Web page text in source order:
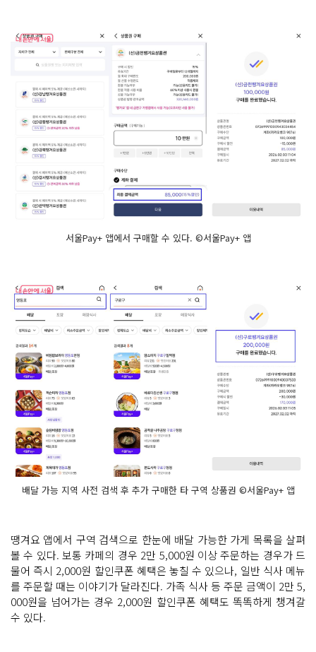
서울Pay+ 앱에서 구매할 수 있다. ©서울Pay+ 앱
배달 가능 지역 사전 검색 후 추가 구매한 타 구역 상품권 ©서울Pay+ 앱
땡겨요 앱에서 구역 검색으로 한눈에 배달 가능한 가게 목록을 살펴
볼 수 있다. 보통 카페의 경우 2만 5,000원 이상 주문하는 경우가 드
물어 즉시 2,000원 할인쿠폰 혜택은 놓칠 수 있으나, 일반 식사 메뉴
를 주문할 때는 이야기가 달라진다. 가족 식사 등 주문 금액이 2만 5,
000원을 넘어가는 경우 2,000원 할인쿠폰 혜택도 똑똑하게 챙겨갈
수 있다.